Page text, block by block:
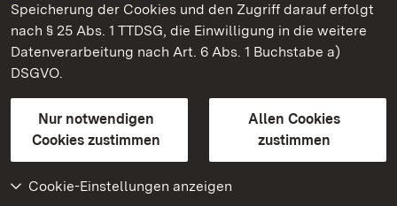
Speicherung der Cookies und den Zugriff darauf erfolgt
nach § 25 Abs. 1 TTDSG, die Einwilligung in die weitere
Datenverarbeitung nach Art. 6 Abs. 1 Buchstabe a)
DSGVO.
Nur notwendigen
Cookies zustimmen
Allen Cookies
zustimmen
Cookie-Einstellungen anzeigen
Staatliche Schlösser und Gärten Baden-Württemberg
Kontakt
GebärdenspracheLeichte Sprache
Erklärung zur Barrierefreiheit
BITV-konform (geprüfte Seiten)
Weiteres